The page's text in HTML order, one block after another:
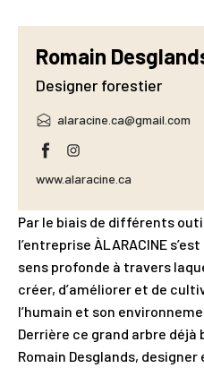
Romain
Designer forestier
alaracine.ca@gmail.com
www.alaracine.ca
Par le biais de différents
l’entreprise ÀLARACINE
sens profonde à travers
créer, d’améliorer et de
l’humain et son
Derrière ce grand arbre déjà
Romain Desglands,